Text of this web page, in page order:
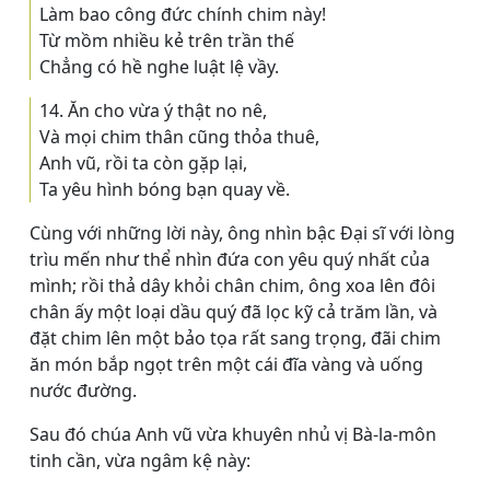
Làm bao công đức chính chim này!
Từ mồm nhiều kẻ trên trần thế
Chẳng có hề nghe luật lệ vầy.
14. Ăn cho vừa ý thật no nê,
Và mọi chim thân cũng thỏa thuê,
Anh vũ, rồi ta còn gặp lại,
Ta yêu hình bóng bạn quay về.
Cùng với những lời này, ông nhìn bậc Ðại sĩ với lòng
trìu mến như thể nhìn đứa con yêu quý nhất của
mình; rồi thả dây khỏi chân chim, ông xoa lên đôi
chân ấy một loại dầu quý đã lọc kỹ cả trăm lần, và
đặt chim lên một bảo tọa rất sang trọng, đãi chim
ăn món bắp ngọt trên một cái đĩa vàng và uống
nước đường.
Sau đó chúa Anh vũ vừa khuyên nhủ vị Bà-la-môn
tinh cần, vừa ngâm kệ này: